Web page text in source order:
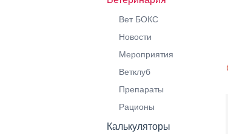
Вет БОКС
Новости
Мероприятия
Ветклуб
Препараты
Рационы
Калькуляторы